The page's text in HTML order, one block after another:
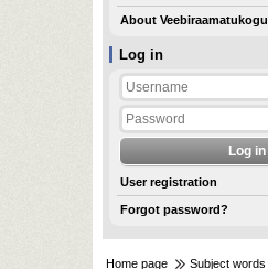
Log in
User registration
Forgot password?
About Veebiraamatukogu
Home page Subject words